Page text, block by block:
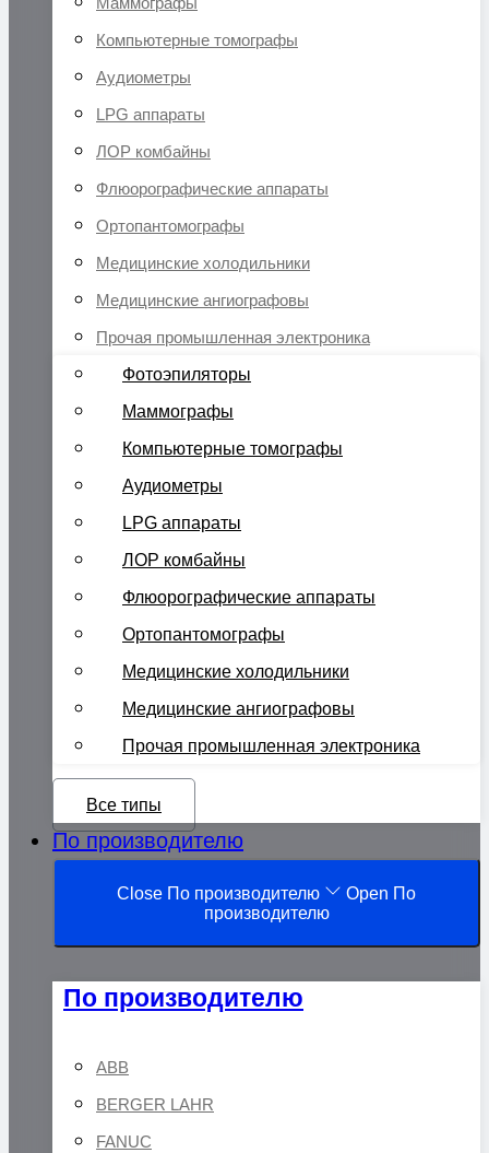
Компьютерные томографы
Аудиометры
LPG аппараты
ЛОР комбайны
Флюорографические аппараты
Ортопантомографы
Медицинские холодильники
Медицинские ангиографовы
Прочая промышленная электроника
Фотоэпиляторы
Маммографы
Компьютерные томографы
Аудиометры
LPG аппараты
ЛОР комбайны
Флюорографические аппараты
Ортопантомографы
Медицинские холодильники
Медицинские ангиографовы
Прочая промышленная электроника
Все типы
По производителю
Close По производителю
Open По
производителю
По производителю
ABB
BERGER LAHR
FANUC